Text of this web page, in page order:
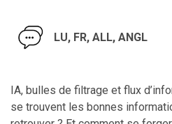
LU, FR, ALL, ANGL
IA, bulles de filtrage et flux
se trouvent les bonnes